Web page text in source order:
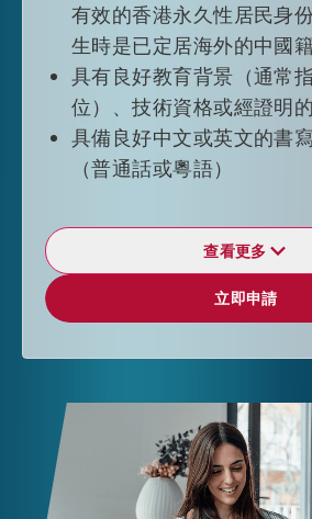
有效的香港永久性居民身
生時是已定居海外的中國
具有良好教育背景（通常
位）、技術資格或經證明
具備良好中文或英文的書
（普通話或粵語）
逗留期限
根據輸入中國籍香港永久
制。申請延長逗留期限時
得聘用，或已在香港開辦
務。申請如獲批准，申請
3+3年的模式獲准延長逗
查看更多
立即申請
立即申請